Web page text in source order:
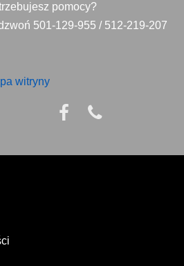
pomocy?
501-129-955 / 512-219-207
witryny